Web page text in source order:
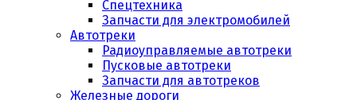
Спецтехника
Запчасти для электромобилей
Автотреки
Радиоуправляемые автотреки
Пусковые автотреки
Запчасти для автотреков
Железные дороги